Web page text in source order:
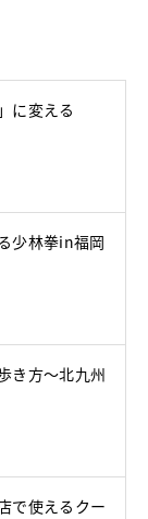
に変える
少林拳in福岡
き方～北九州
で使えるクー